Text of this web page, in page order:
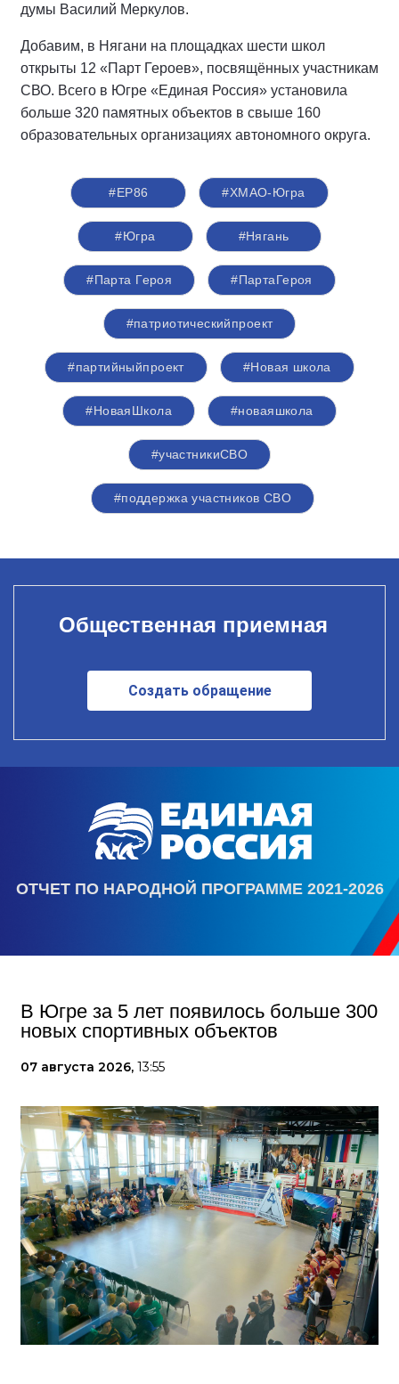
думы Василий Меркулов.
Добавим, в Нягани на площадках шести школ
открыты 12 «Парт Героев», посвящённых участникам
СВО. Всего в Югре «Единая Россия» установила
больше 320 памятных объектов в свыше 160
образовательных организациях автономного округа.
#ЕР86 #ХМАО-Югра
#Югра #Нягань
#Парта Героя #ПартаГероя
#патриотическийпроект
#партийныйпроект #Новая школа
#НоваяШкола #новаяшкола
#участникиСВО
#поддержка участников СВО
Общественная приемная
Создать обращение
ОТЧЕТ ПО НАРОДНОЙ ПРОГРАММЕ 2021-2026
В Югре за 5 лет появилось больше 300
новых спортивных объектов
07 августа 2026, 13:55